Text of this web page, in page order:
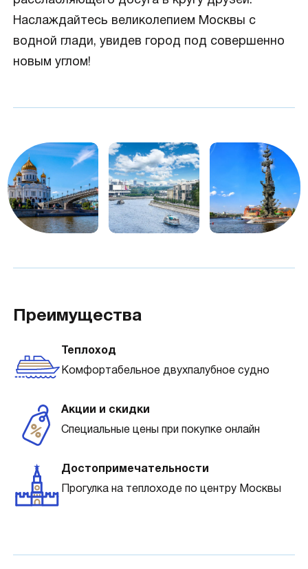
Наслаждайтесь великолепием Москвы с
водной глади, увидев город под совершенно
новым углом!
Преимущества
Теплоход
Комфортабельное двухпалубное судно
Акции и скидки
Специальные цены при покупке онлайн
Достопримечательности
Прогулка на теплоходе по центру Москвы